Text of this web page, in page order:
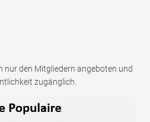
nur den Mitgliedern angeboten und
zugänglich.